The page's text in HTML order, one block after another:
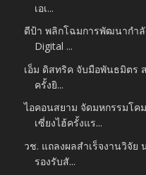
เอเ...
ดีป้า พลิกโฉมการพัฒนากำ
Digital ...
เอ็ม ดิสทริค จับมือพันธมิตร
ครั้งยิ...
ไอคอนสยาม จัดมหกรรมโค
เซี่ยงไฮ้ครั้งแร...
วช. แถลงผลสำเร็จงานวิจัย
รองรับสั...